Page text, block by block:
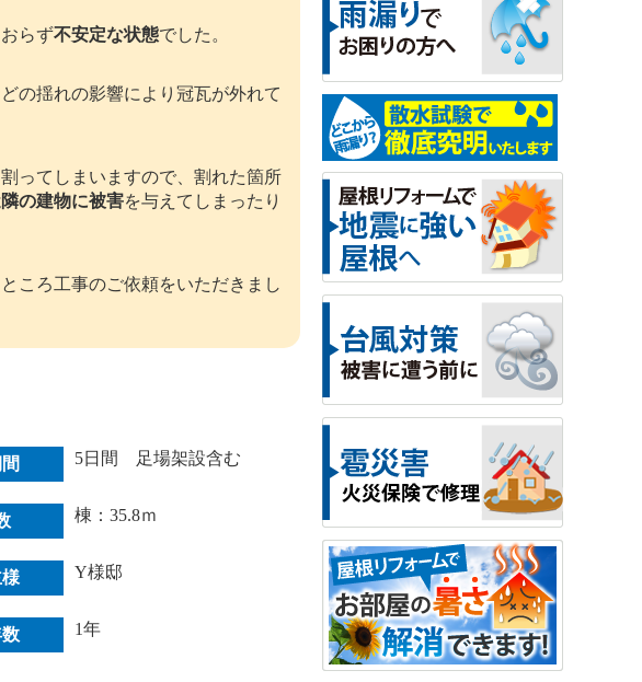
らず不安定な状態でした。
の揺れの影響により冠瓦が外れて
ってしまいますので、割れた箇所
の建物に被害を与えてしまったり
ころ工事のご依頼をいただきまし
5日間 足場架設含む
棟：35.8ｍ
Y様邸
1年